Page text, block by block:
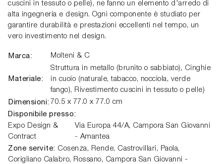
cuscini in tessuto o pelle), ne fanno un elemento d'arredo di
alta ingegneria e design. Ogni componente è studiato per
garantire durabilità e prestazioni eccellenti nel tempo, un
vero investimento nel design.
Marca: Molteni & C
Materiale:
Struttura in metallo (brunito o sabbiato), Cinghie
in cuoio (naturale, tabacco, nocciola, verde
fango), Rivestimento cuscini in tessuto o pelle)
Dimensioni: 70.5 x 77.0 x 77.0 cm
Disponibile presso:
Expo Design &
Contract
Via Europa 44/A, Campora San Giovanni
- Amantea
Zone servite: Cosenza, Rende, Castrovillari, Paola,
Corigliano Calabro, Rossano, Campora San Giovanni -